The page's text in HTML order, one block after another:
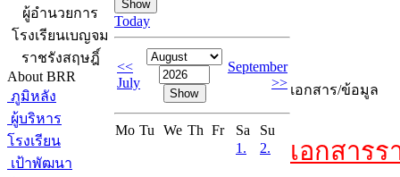
ผู้อำนวยการ
โรงเรียนเบญจม
ราชรังสฤษฎิ์
About BRR
ภูมิหลัง
ผู้บริหาร
โรงเรียน
เป้าพัฒนา
Today
<<
July
September
>>
Mo Tu We Th Fr Sa
Su
1.
2.
เอกสาร/ข้อมูล
เอกสาร